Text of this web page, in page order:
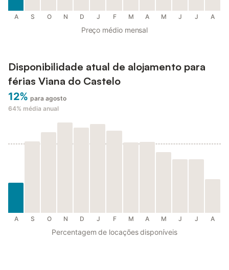
A S O N D J F M A M J J A
Preço médio mensal
Disponibilidade atual de alojamento para
férias Viana do Castelo
12% para agosto
64% média anual
A S O N D J F M A M J J A
Percentagem de locações disponíveis